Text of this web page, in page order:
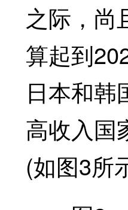
之际，尚
算起到
日本和韩
高收入国
(如图3所